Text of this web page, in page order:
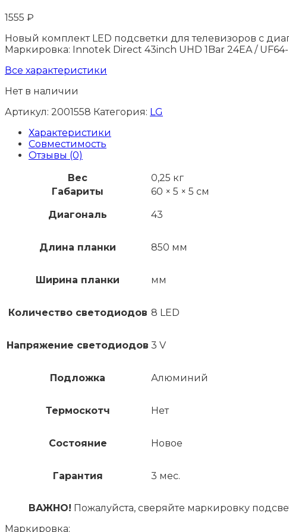
1555 ₽
Новый комплект LED подсветки для телевизоров с
Маркировка: Innotek Direct 43inch UHD 1Bar 24EA /
Все характеристики
Нет в наличии
Артикул: 2001558 Категория: LG
Характеристики
Совместимость
Отзывы (0)
Вес
0,25 кг
Габариты
60 × 5 × 5 см
Диагональ 43
Длина планки 850 мм
Ширина планки мм
Количество светодиодов 8 LED
Напряжение светодиодов 3 V
Подложка Алюминий
Термоскотч Нет
Состояние Новое
Гарантия 3 мес.
ВАЖНО! Пожалуйста, сверяйте маркировку
Маркировка: